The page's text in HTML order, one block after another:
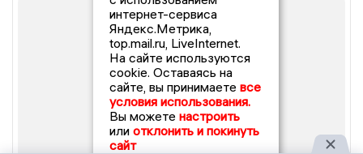
интернет-сервиса
Яндекс.Метрика,
top.mail.ru, LiveInternet.
На сайте используются
cookie. Оставаясь на
сайте, вы принимаете все
условия использования.
Вы можете настроить
или отклонить и покинуть
сайт